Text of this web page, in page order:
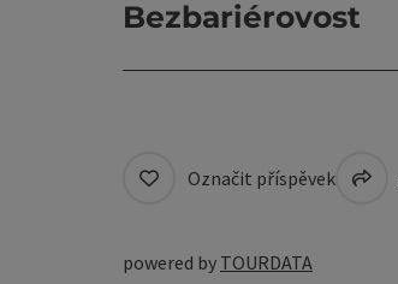
Bezbariérovost
Označit příspěvek
powered by TOURDATA